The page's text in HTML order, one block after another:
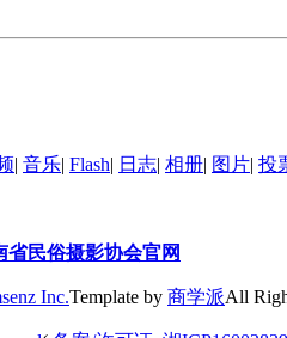
| 音乐| Flash| 日志| 相册| 图片| 投
省民俗摄影协会官网
Inc.Template by 商学派All